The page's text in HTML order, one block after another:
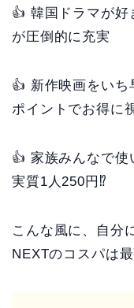
👍 韓国ドラマが
が圧倒的に充実
👍 新作映画をい
ポイントでお得に
👍 家族みんなで
実質1人250円⁉
こんな風に、自分
NEXTのコスパは最